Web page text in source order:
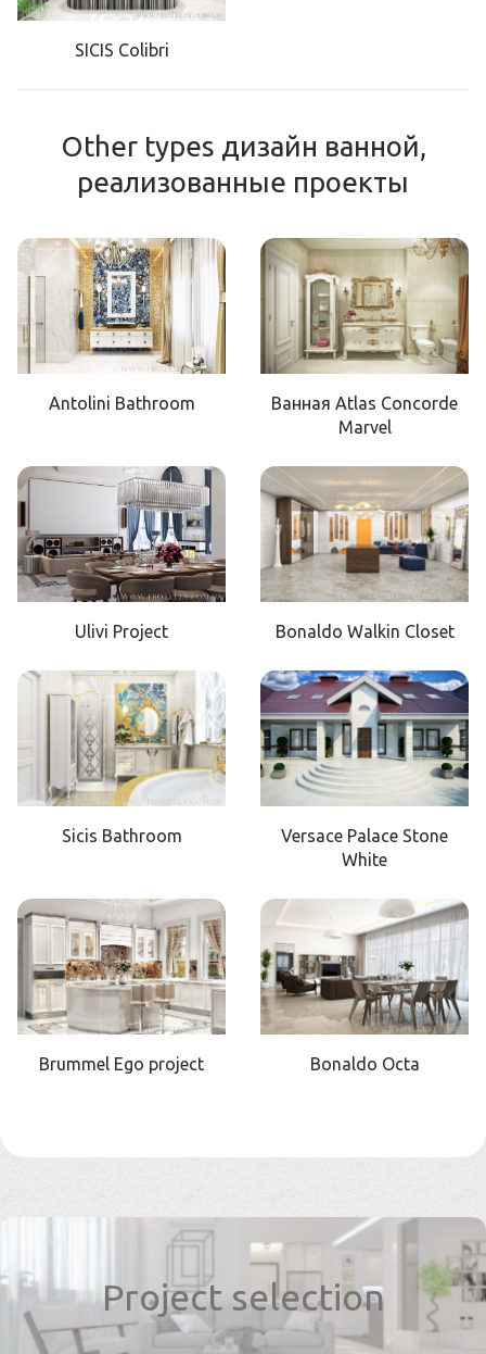
SICIS Colibri
Other types дизайн ванной,
реализованные проекты
Antolini Bathroom
Ванная Atlas Concorde
Marvel
Ulivi Project Bonaldo Walkin Closet
Sicis Bathroom
Versace Palace Stone
White
Brummel Ego project Bonaldo Octa
Project selection